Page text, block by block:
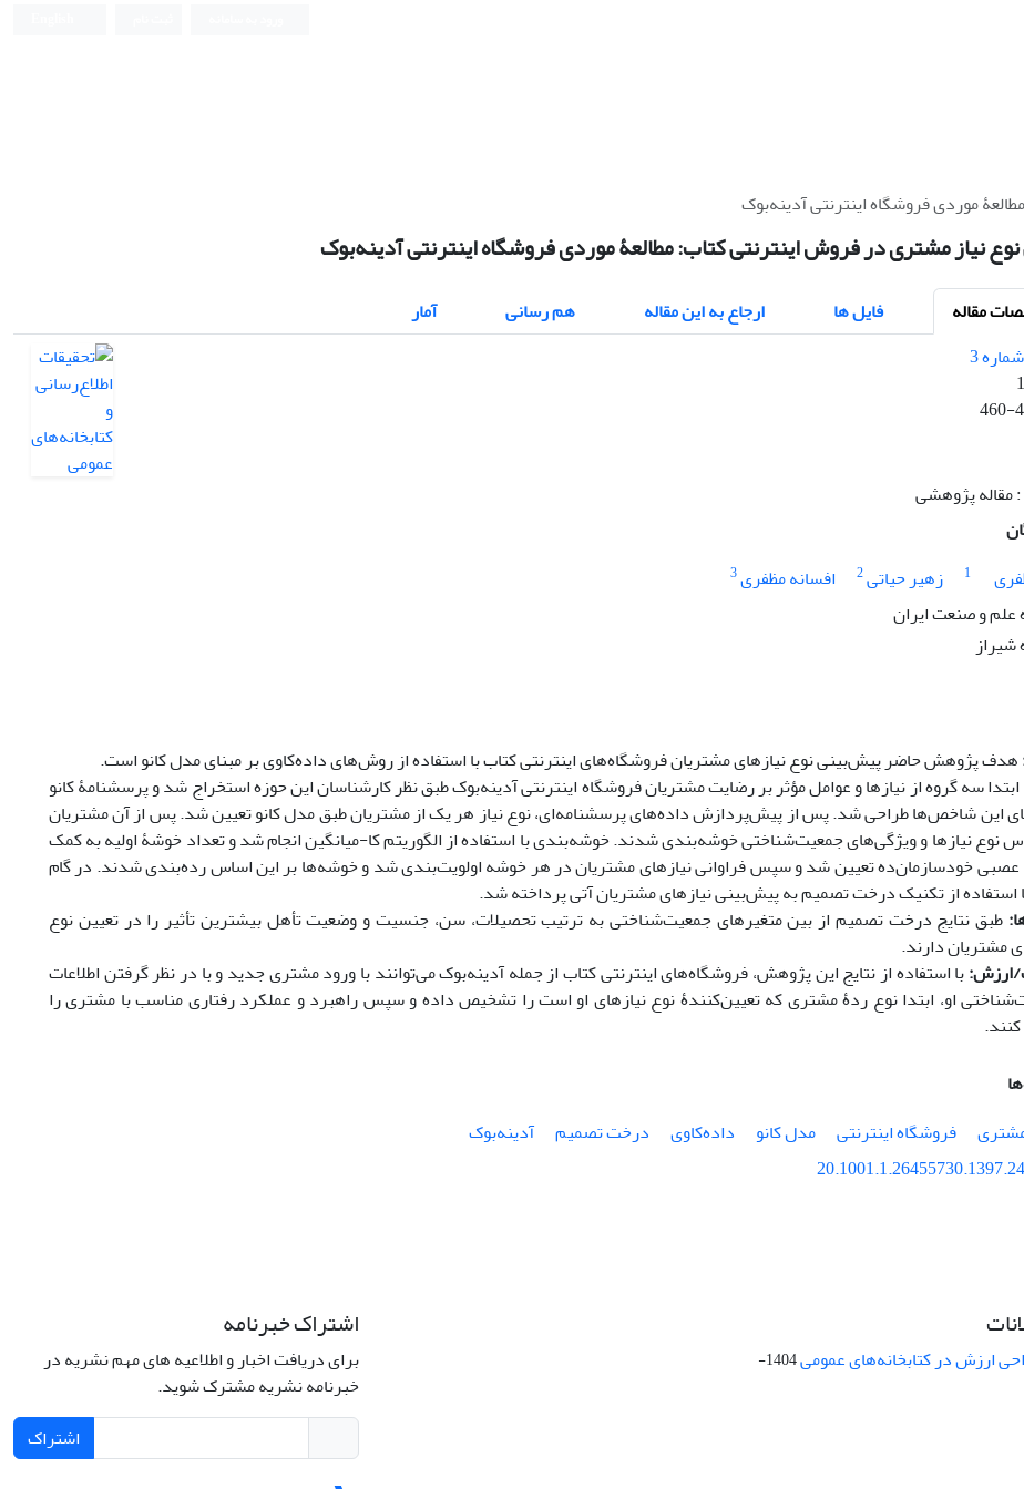
موردی فروشگاه اینترنتی آدینه‌بوک
نیاز مشتری در فروش اینترنتی کتاب: مطالعۀ موردی فروشگاه اینترنتی آدینه‌بوک
مقاله فایل ها ارجاع به این مقاله هم رسانی
آمار
460-
: مقاله پژوهشی
1 زهیر حیاتی2 افسانه مظفری3
علم و صنعت ایران
شیراز
هدف پژوهش حاضر پیش‌بینی نوع نیازهای مشتریان فروشگاه‌های اینترنتی کتاب با استفاده از روش‌های داده‌کاوی بر مبنای مدل کانو است.
ابتدا سه گروه از نیازها و عوامل مؤثر بر رضایت مشتریان فروشگاه اینترنتی آدینه‌بوک طبق نظر کارشناسان این حوزه استخراج شد و پرسشنامۀ کانو
این شاخص‌ها طراحی شد. پس از پیش‌پردازش داده‌های پرسشنامه‌ای، نوع نیاز هر یک از مشتریان طبق مدل کانو تعیین شد. پس از آن مشتریان
نوع نیازها و ویژگی‌های جمعیت‌شناختی خوشه‌بندی شدند. خوشه‌بندی با استفاده از الگوریتم کا-میانگین انجام شد و تعداد خوشۀ اولیه به کمک
خودسازمان‌ده تعیین شد و سپس فراوانی نیازهای مشتریان در هر خوشه اولویت‌بندی شد و خوشه‌ها بر این اساس رده‌بندی شدند. در گام
استفاده از تکنیک درخت تصمیم به پیش‌بینی نیازهای مشتریان آتی پرداخته شد.
طبق نتایج درخت تصمیم از بین متغیرهای جمعیت‌شناختی به ترتیب تحصیلات، سن، جنسیت و وضعیت تأهل بیشترین تأثیر را در تعیین نوع
مشتریان دارند.
ارزش:با استفاده از نتایج این پژوهش، فروشگاه‌های اینترنتی کتاب از جمله آدینه‌بوک می‌توانند با ورود مشتری جدید و با در نظر گرفتن اطلاعات
او، ابتدا نوع ردۀ مشتری که تعیین‌کنندۀ نوع نیازهای او است را تشخیص داده و سپس راهبرد و عملکرد رفتاری مناسب با مشتری را
فروشگاه اینترنتی مدل کانو داده‌کاوی درخت تصمیم
آدینه‌بوک
ارزش در کتابخانه‌های عمومی
1404-
اشتراک خبرنامه
برای دریافت اخبار و اطلاعیه های مهم نشریه در
خبرنامه نشریه مشترک شوید.
اشتراک